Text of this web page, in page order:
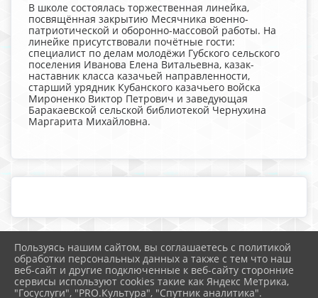
В школе состоялась торжественная линейка,
посвящённая закрытию Месячника военно-
патриотической и оборонно-массовой работы. На
линейке присутствовали почётные гости:
специалист по делам молодёжи Губского сельского
поселения Иванова Елена Витальевна, казак-
наставник класса казачьей направленности,
старший урядник Кубанского казачьего войска
Мироненко Виктор Петрович и заведующая
Баракаевской сельской библиотекой Чернухина
Маргарита Михайловна.
2026 г. school25.mostobr.ru
Вход
Карта сайта
Политика обработки персональных данных
Пользуясь нашим сайтом, вы соглашаетесь с политикой
обработки персональных данных а также с тем что наш
веб-сайт и другие подключенные к веб-сайту сторонние
сервисы используют cookies такие как Яндекс Метрика,
"Госуслуги", "PRO.Культура", "Спутник аналитика".